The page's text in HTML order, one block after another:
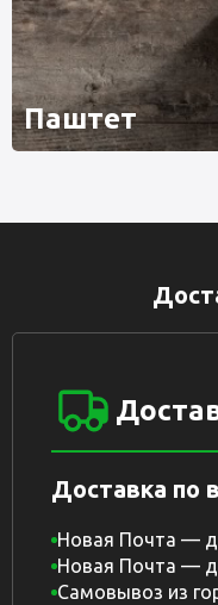
Паштет
Доставка по
Новая Почта —
Новая Почта —
Самовывоз из